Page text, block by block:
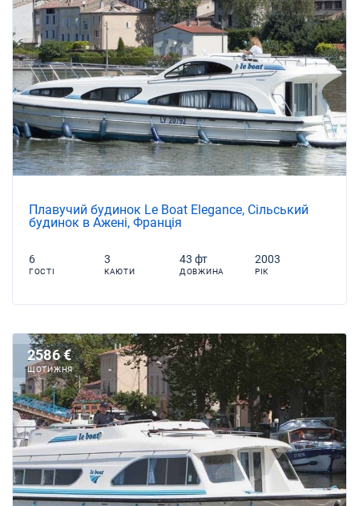
Плавучий будинок Le Boat Elegance, Сільський
будинок в Ажені, Франція
6
ГОСТІ
3
КАЮТИ
43 фт
ДОВЖИНА
2003
РІК
2586 €
ЩОТИЖНЯ